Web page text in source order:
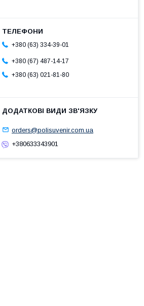
+380 (63) 334-39-01
+380 (67) 487-14-17
+380 (63) 021-81-80
orders@polisuvenir.com.ua
+380633343901